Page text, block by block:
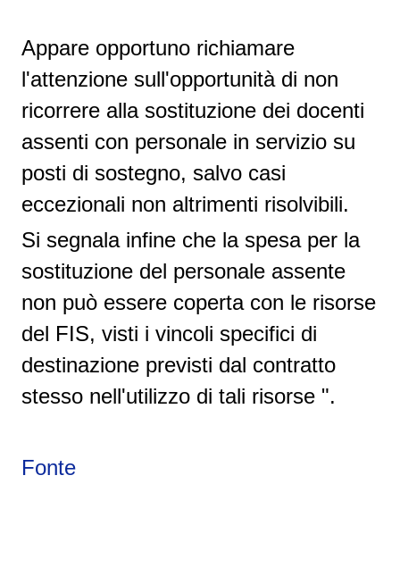
Appare opportuno richiamare
l'attenzione sull'opportunità di non
ricorrere alla sostituzione dei docenti
assenti con personale in servizio su
posti di sostegno, salvo casi
eccezionali non altrimenti risolvibili.
Si segnala infine che la spesa per la
sostituzione del personale assente
non può essere coperta con le risorse
del FIS, visti i vincoli specifici di
destinazione previsti dal contratto
stesso nell'utilizzo di tali risorse ".
Fonte